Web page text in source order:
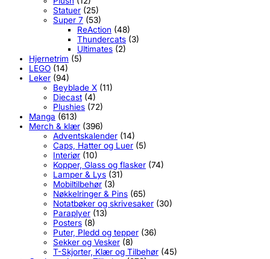
Statuer (25)
Super 7 (53)
ReAction (48)
Thundercats (3)
Ultimates (2)
Hjernetrim (5)
LEGO (14)
Leker (94)
Beyblade X (11)
Diecast (4)
Plushies (72)
Manga (613)
Merch & klær (396)
Adventskalender (14)
Caps, Hatter og Luer (5)
Interiør (10)
Kopper, Glass og flasker (74)
Lamper & Lys (31)
Mobiltilbehør (3)
Nøkkelringer & Pins (65)
Notatbøker og skrivesaker (30)
Paraplyer (13)
Posters (8)
Puter, Pledd og tepper (36)
Sekker og Vesker (8)
T-Skjorter, Klær og Tilbehør (45)